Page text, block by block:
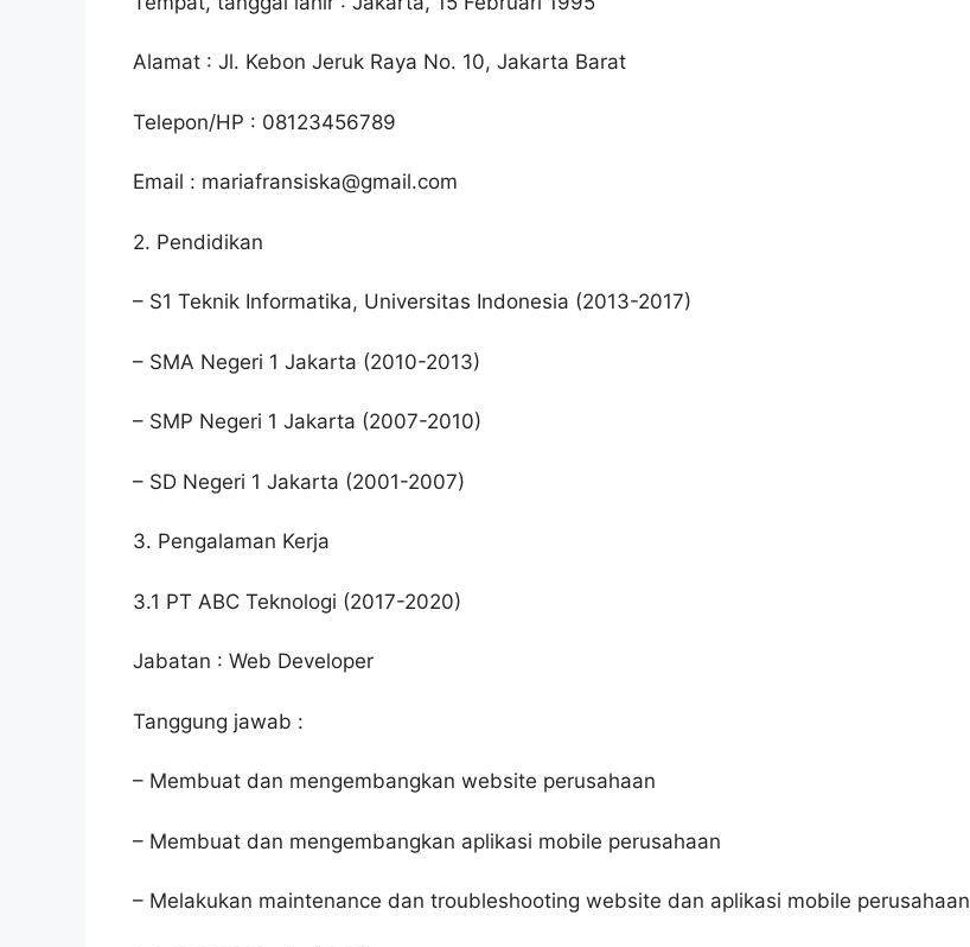
Alamat : Jl. Kebon Jeruk Raya No. 10, Jakarta Barat
Telepon/HP : 08123456789
Email : mariafransiska@gmail.com
2. Pendidikan
– S1 Teknik Informatika, Universitas Indonesia (2013-2017)
– SMA Negeri 1 Jakarta (2010-2013)
– SMP Negeri 1 Jakarta (2007-2010)
– SD Negeri 1 Jakarta (2001-2007)
3. Pengalaman Kerja
3.1 PT ABC Teknologi (2017-2020)
Jabatan : Web Developer
Tanggung jawab :
– Membuat dan mengembangkan website perusahaan
– Membuat dan mengembangkan aplikasi mobile perusahaan
– Melakukan maintenance dan troubleshooting website dan aplikasi mobile perusahaan